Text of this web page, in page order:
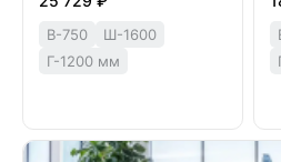
В-750
Ш-1600
Г-1200 мм